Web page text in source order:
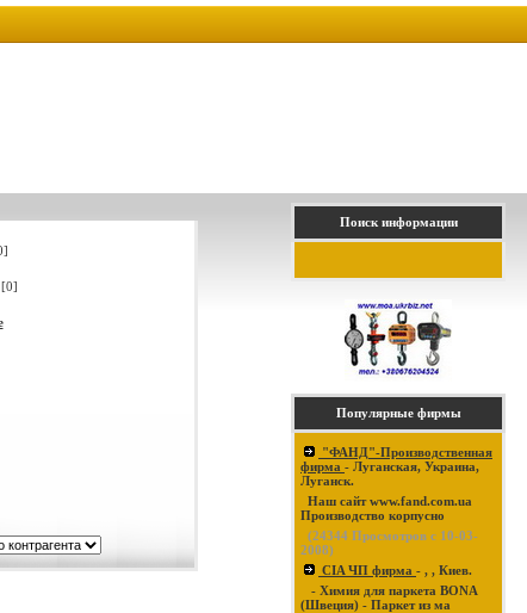
[0]
Поиск информации
Популярные фирмы
"ФАНД"-Производственная
фирма - Луганская, Украина,
Луганск.
Наш сайт www.fand.com.ua
Производство корпусно
(24344 Просмотров с 10-03-
2008)
CIA ЧП фирма - , , Киев.
- Химия для паркета BONA
(Швеция) - Паркет из ма